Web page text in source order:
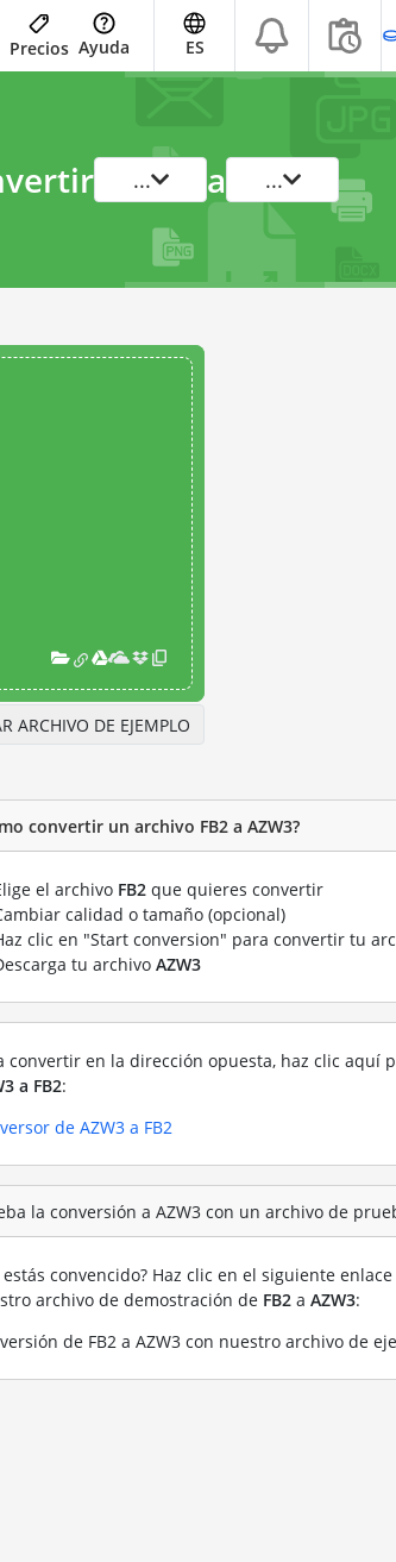
Precios Ayuda ES
... a ...
ARCHIVO DE EJEMPLO
convertir un archivo FB2 a AZW3?
el archivo FB2 que quieres convertir
calidad o tamaño (opcional)
clic en "Start conversion" para convertir tu
tu archivo AZW3
convertir en la dirección opuesta, haz clic aquí
a FB2:
de AZW3 a FB2
la conversión a AZW3 con un archivo de
estás convencido? Haz clic en el siguiente
archivo de demostración de FB2 a AZW3:
de FB2 a AZW3 con nuestro archivo de